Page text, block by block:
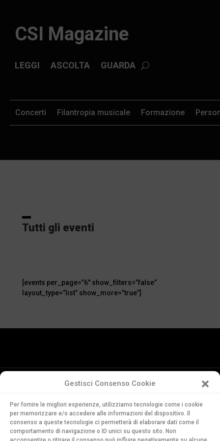
Gestisci Consenso Cookie
Per fornire le migliori esperienze, utilizziamo tecnologie come i cookie
per memorizzare e/o accedere alle informazioni del dispositivo. Il
consenso a queste tecnologie ci permetterà di elaborare dati come il
comportamento di navigazione o ID unici su questo sito. Non
CSI Magazine
ASCOLTA GUARDA
LEGGI
Formazione
Concerti Filantropia musicale
Tutti gli eventi
[events per_page=”6″ show_filters=”false”
layout_type=”list” show_more=”true”]
della Svizzera Italiana
Via Soldino 9
CH-6900 Lugano